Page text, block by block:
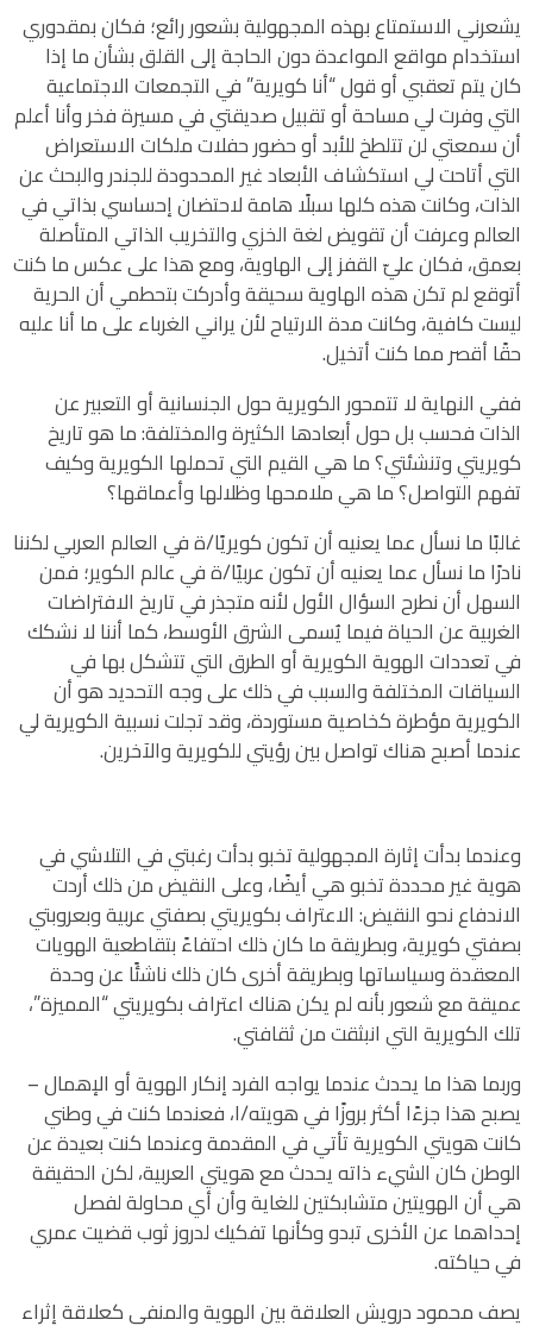
يشعرني الاستمتاع بهذه المجهولية بشعور رائع؛ فكان بمقدوري
استخدام مواقع المواعدة دون الحاجة إلى القلق بشأن ما إذا
كان يتم تعقبي أو قول “أنا كويرية” في التجمعات الاجتماعية
التي وفرت لي مساحة أو تقبيل صديقتي في مسيرة فخر وأنا أعلم
أن سمعتي لن تتلطخ للأبد أو حضور حفلات ملكات الاستعراض
التي أتاحت لي استكشاف الأبعاد غير المحدودة للجندر والبحث عن
الذات، وكانت هذه كلها سبلًا هامة لاحتضان إحساسي بذاتي في
العالم وعرفت أن تقويض لغة الخزي والتخريب الذاتي المتأصلة
بعمق، فكان عليّ القفز إلى الهاوية، ومع هذا على عكس ما كنت
أتوقع لم تكن هذه الهاوية سحيقة وأدركت بتحطمي أن الحرية
ليست كافية، وكانت مدة الارتياح لأن يراني الغرباء على ما أنا عليه
حقًا أقصر مما كنت أتخيل.
ففي النهاية لا تتمحور الكويرية حول الجنسانية أو التعبير عن
الذات فحسب بل حول أبعادها الكثيرة والمختلفة: ما هو تاريخ
كويريتي وتنشئتي؟ ما هي القيم التي تحملها الكويرية وكيف
تفهم التواصل؟ ما هي ملامحها وظلالها وأعماقها؟
غالبًا ما نسأل عما يعنيه أن تكون كويريًا/ة في العالم العربي لكننا
نادرًا ما نسأل عما يعنيه أن تكون عربيًا/ة في عالم الكوير؛ فمن
السهل أن نطرح السؤال الأول لأنه متجذر في تاريخ الافتراضات
الغربية عن الحياة فيما يُسمى الشرق الأوسط، كما أننا لا نشكك
في تعددات الهوية الكويرية أو الطرق التي تتشكل بها في
السياقات المختلفة والسبب في ذلك على وجه التحديد هو أن
الكويرية مؤطرة كخاصية مستوردة، وقد تجلت نسبية الكويرية لي
عندما أصبح هناك تواصل بين رؤيتي للكويرية والآخرين.
وعندما بدأت إثارة المجهولية تخبو بدأت رغبتي في التلاشي في
هوية غير محددة تخبو هي أيضًا، وعلى النقيض من ذلك أردت
الاندفاع نحو النقيض: الاعتراف بكويريتي بصفتي عربية وبعروبتي
بصفتي كويرية، وبطريقة ما كان ذلك احتفاءً بتقاطعية الهويات
المعقدة وسياساتها وبطريقة أخرى كان ذلك ناشئًا عن وحدة
عميقة مع شعور بأنه لم يكن هناك اعتراف بكويريتي “المميزة”،
تلك الكويرية التي انبثقت من ثقافتي.
وربما هذا ما يحدث عندما يواجه الفرد إنكار الهوية أو الإهمال –
يصبح هذا جزءًا أكثر بروزًا في هويته/ا، فعندما كنت في وطني
كانت هويتي الكويرية تأتي في المقدمة وعندما كنت بعيدة عن
الوطن كان الشيء ذاته يحدث مع هويتي العربية، لكن الحقيقة
هي أن الهويتين متشابكتين للغاية وأن أي محاولة لفصل
إحداهما عن الأخرى تبدو وكأنها تفكيك لدروز ثوب قضيت عمري
في حياكته.
يصف محمود درويش العلاقة بين الهوية والمنفى كعلاقة إثراء